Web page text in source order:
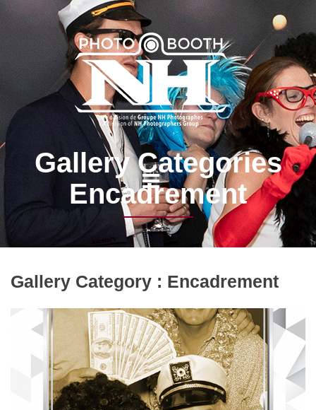
Gallery Categories
Encadrement
Gallery Category : Encadrement